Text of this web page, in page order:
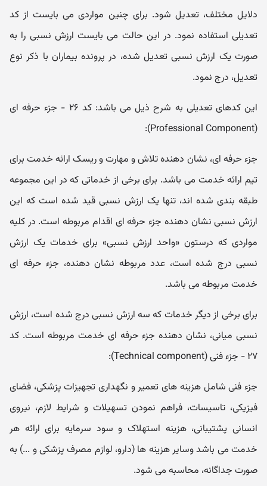
دلایل مختلف، تعدیل شود. برای چنین مواردی می بایست از کد
تعدیلی استفاده نمود. در این حالت می بایست ارزش نسبی را به
صورت یک ارزش نسبی تعدیل شده، در پرونده بیماران با ذکر نوع
تعدیل، درج نمود.
این کدهای تعدیلی به شرح ذیل می باشد: کد ۲۶ - جزء حرفه ای
(Professional Component):
جزء حرفه ای، نشان دهنده تلاش و مهارت و ریسک ارائه خدمت برای
تیم ارائه خدمت می باشد. برای برخی از خدماتی که در این مجموعه
طبقه بندی شده اند، تنها یک ارزش نسبی قید شده است که این
ارزش نسبی نشان دهنده جزء حرفه ای اقدام مربوطه است. در کلیه
مواردی که درستون «واحد ارزش نسبی» برای خدمات یک ارزش
نسبی درج شده است، عدد مربوطه نشان دهنده، جزء حرفه ای
خدمت مربوطه می باشد.
برای برخی از دیگر خدمات که سه ارزش نسبی درج شده است، ارزش
نسبی میانی، نشان دهنده جزء حرفه ای خدمت مربوطه است. کد
۲۷ - جزء فنی (Technical component):
جزء فنی شامل هزینه های تعمیر و نگهداری تجهیزات پزشکی، فضای
فیزیکی، تاسیسات، فراهم نمودن تسهیلات و شرایط لازم، نیروی
انسانی پشتیبانی، هزینه استهلاک و سود سرمایه برای ارائه هر
خدمت می باشد وسایر هزینه ها (دارو، لوازم مصرف پزشکی و ...) به
صورت جداگانه، محاسبه می شود.